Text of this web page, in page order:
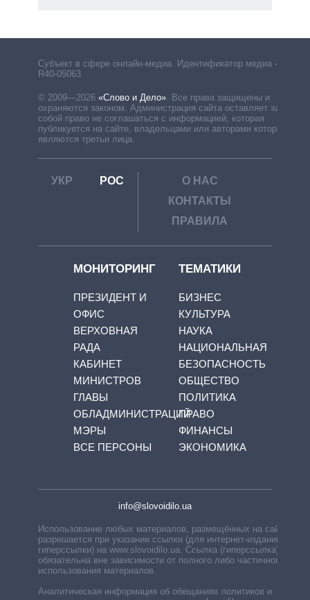
Субъект в сфере онлайн-медиа. Идентификатор медиа –
R40-05063
© 2009—2026 «Слово и Дело». Все права защищены и
охраняются законом. Администрация сайта оставляет за
собой право не соглашаться с информацией, которая
публикуется на сайте, владельцами или авторами которой
являются третьи лица.
УКР РОС
О НАС
КОНТАКТЫ
ПРАВИЛА
МОНИТОРИНГ
ПРЕЗИДЕНТ И
ОФИС
ВЕРХОВНАЯ
РАДА
КАБИНЕТ
МИНИСТРОВ
ГЛАВЫ
ОБЛАДМИНИСТРАЦИЙ
МЭРЫ
ВСЕ ПЕРСОНЫ
ТЕМАТИКИ
БИЗНЕС
КУЛЬТУРА
НАУКА
НАЦИОНАЛЬНАЯ
БЕЗОПАСНОСТЬ
ОБЩЕСТВО
ПОЛИТИКА
ПРАВО
ФИНАНСЫ
ЭКОНОМИКА
info@slovoidilo.ua
Использование любых материалов, размещённых на сайте,
разрешается при указании ссылки (для интернет-изданий —
гиперссылки) на www.slovoidilo.ua. Ссылка (гиперссылка)
обязательна вне зависимости от полного либо частичного
использования материалов.
Аналитическая информация об обещаниях политиков и